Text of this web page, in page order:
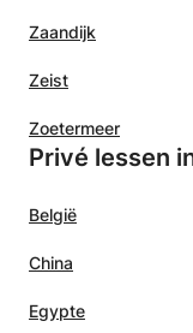
Zaandijk
Zeist
Zoetermeer
Privé lessen
België
China
Egypte